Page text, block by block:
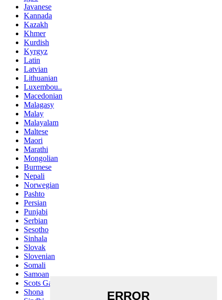
Javanese
Kannada
Kazakh
Khmer
Kurdish
Kyrgyz
Latin
Latvian
Lithuanian
Luxembou..
Macedonian
Malagasy
Malay
Malayalam
Maltese
Maori
Marathi
Mongolian
Burmese
Nepali
Norwegian
Pashto
Persian
Punjabi
Serbian
Sesotho
Sinhala
Slovak
Slovenian
Somali
Samoan
Scots Gaelic
Shona